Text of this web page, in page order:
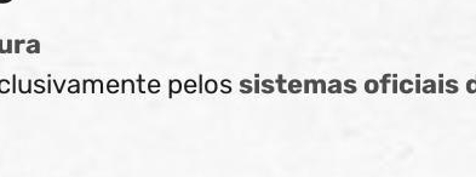
pelossistemas oficiais